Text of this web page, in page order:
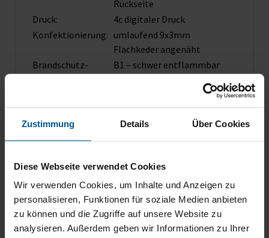
Zustimmung Details Über Cookies
Diese Webseite verwendet Cookies
Wir verwenden Cookies, um Inhalte und Anzeigen zu
personalisieren, Funktionen für soziale Medien anbieten
zu können und die Zugriffe auf unsere Website zu
analysieren. Außerdem geben wir Informationen zu Ihrer
Rückseite
Druck:
4c digitaler Druck
Konfektionierung: umlaufend 9x3mm
Flachkeder angenäht
Brandschutz­
B1 – schwer entflammbar
Verfügbare Varianten der
Mobile Light Box